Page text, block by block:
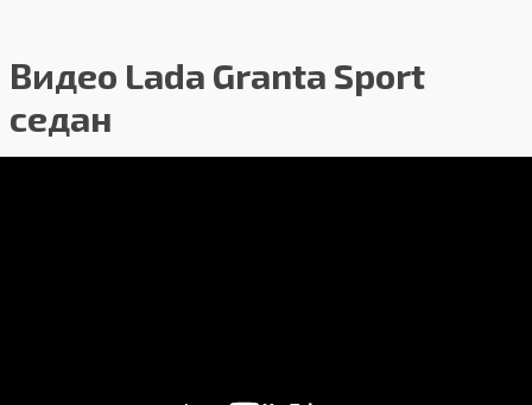
Видео Lada Granta Sport
седан